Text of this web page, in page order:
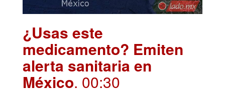
¿Usas este
medicamento? Emiten
alerta sanitaria en
México. 00:30